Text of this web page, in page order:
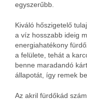
egyszerűbb.
Kiváló hőszigetelő
a víz hosszabb ideig
energiahatékony
a felülete, tehát a
benne maradandó
állapotát, így remek
Az akril fürdőkád